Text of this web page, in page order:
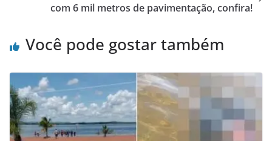
com 6 mil metros de pavimentação, confira!
Você pode gostar também